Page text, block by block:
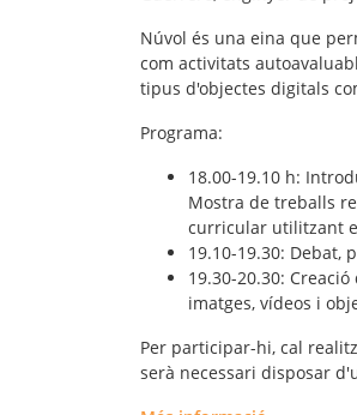
Núvol és una eina que
com activitats
tipus d'objectes digitals
Programa:
18.00-19.10 h:
Mostra de treballs
curricular utilitzant
19.10-19.30: Debat,
19.30-20.30:
imatges, vídeos i
Per participar-hi, cal
serà necessari disposar